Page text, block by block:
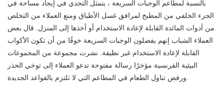
بالنسبة لمطاعم الوجبات السريعة ، يتمثل التحدي في إيجاد مساحة في
الجزء الخلفي من المطبخ لمرافق غسل الأطباق ومنع العملاء من التخلص
من أدوات المائدة القابلة لإعادة الاستخدام أو أخذها إلى المنزل. قال بعض
العملاء الشباب إنهم يفضلون الوجبات السريعة خوفًا من أن تكون الأكواب
القابلة لإعادة الاستخدام غير نظيفة. نشرت مجموعة من المجموعات
البيئية الفرنسية مؤخرًا رسالة مفتوحة تدعو العملاء إلى توخي الحذر